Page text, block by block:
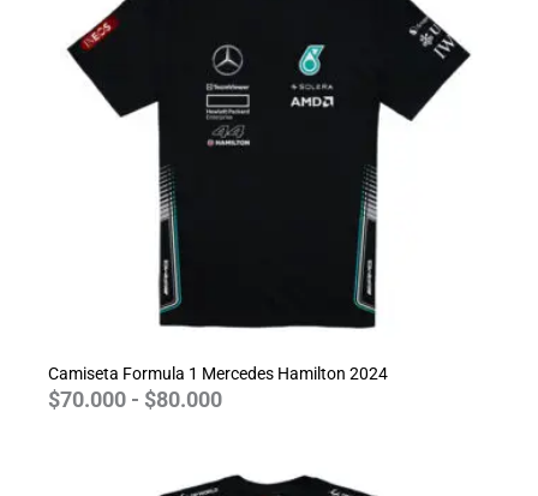
Camiseta Formula 1 Mercedes Hamilton 2024
$70.000 - $80.000
hasta
$80.000